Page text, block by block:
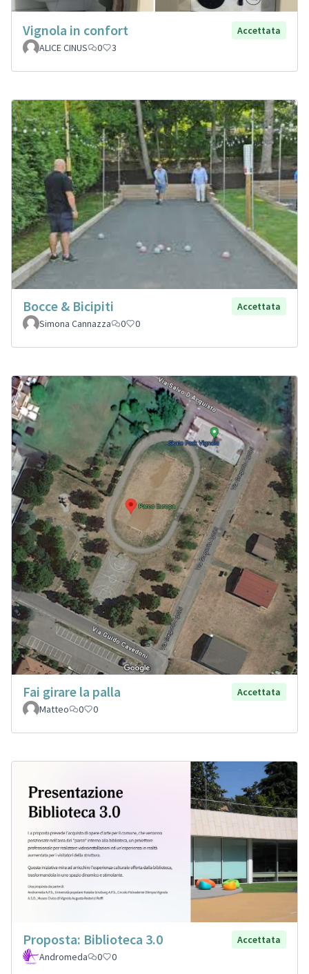
Vignola in confort
Accettata
ALICE CINUS
0 3
Bocce & Bicipiti
Accettata
Simona Cannazza
0 0
Fai girare la palla
Accettata
Matteo
0 0
Proposta: Biblioteca 3.0
Accettata
Andromeda
0 0